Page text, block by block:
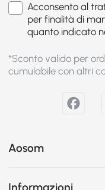
Acconsento al
per finalità di
quanto indicato
*Sconto valido per
cumulabile con altri
Aosom
Informazioni